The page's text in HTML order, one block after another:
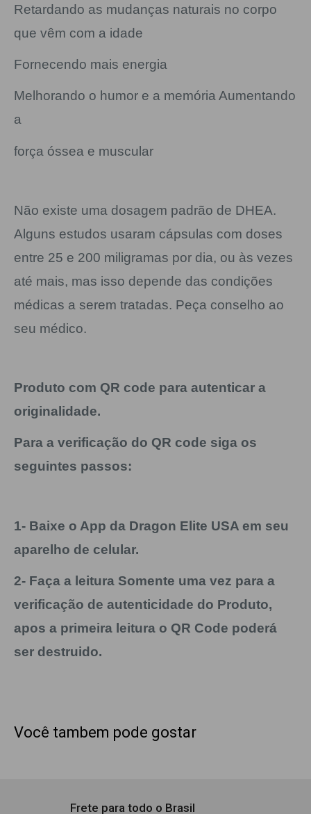
Retardando as mudanças naturais no corpo
que vêm com a idade
Fornecendo mais energia
Melhorando o humor e a memória Aumentando
a
força óssea e muscular
Não existe uma dosagem padrão de DHEA.
Alguns estudos usaram cápsulas com doses
entre 25 e 200 miligramas por dia, ou às vezes
até mais, mas isso depende das condições
médicas a serem tratadas. Peça conselho ao
seu médico.
Produto com QR code para autenticar a
originalidade.
Para a verificação do QR code siga os
seguintes passos:
1- Baixe o App da Dragon Elite USA em seu
aparelho de celular.
2- Faça a leitura Somente uma vez para a
verificação de autenticidade do Produto,
apos a primeira leitura o QR Code poderá
ser destruido.
Você tambem pode gostar
Frete para todo o Brasil